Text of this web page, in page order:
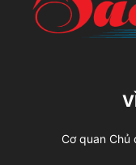
Cơ quan Chủ